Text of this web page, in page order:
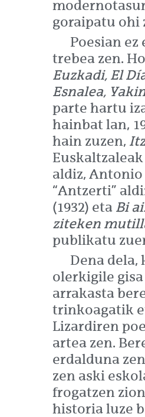
goraipatu ohi
Poesian
trebea zen.
Euzkadi, El
Esnalea,
parte hartu
hainbat lan,
hain zuzen,
aldiz,
“Antzerti”
(1932) eta Bi
ziteken
publikatu
Dena dela,
olerkigile
arrakasta
trinkoagatik
Lizardiren
artea zen.
erdalduna
zen aski
frogatzen
historia luze